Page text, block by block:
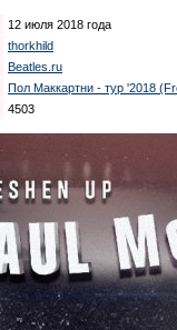
12 июля 2018 года
thorkhild
Beatles.ru
Пол Маккартни - тур '2018
4503